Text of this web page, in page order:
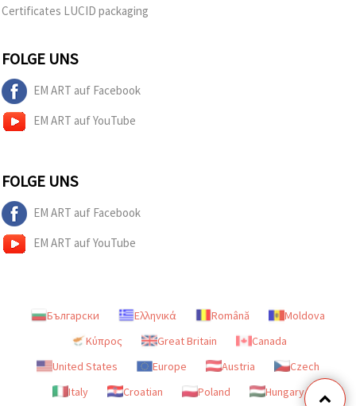
Certificates LUCID packaging
FOLGE UNS
EM ART auf Facebook
EM ART auf YouTube
FOLGE UNS
EM ART auf Facebook
EM ART auf YouTube
Български Ελληνικά Română
Moldova
Κύπρος
Great Britain
Canada
United States
Europe Austria
Czech
Italy
Croatian Poland Hungary